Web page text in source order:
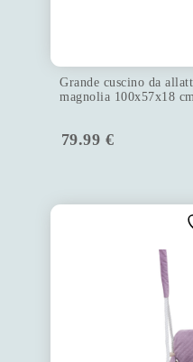
Grande cuscino da
magnolia 100x57x18 cm
79.99 €